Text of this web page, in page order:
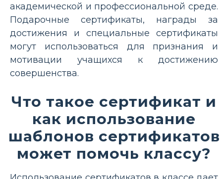
академической и профессиональной среде.
Подарочные сертификаты, награды за
достижения и специальные сертификаты
могут использоваться для признания и
мотивации учащихся к достижению
совершенства.
Что такое сертификат и
как использование
шаблонов сертификатов
может помочь классу?